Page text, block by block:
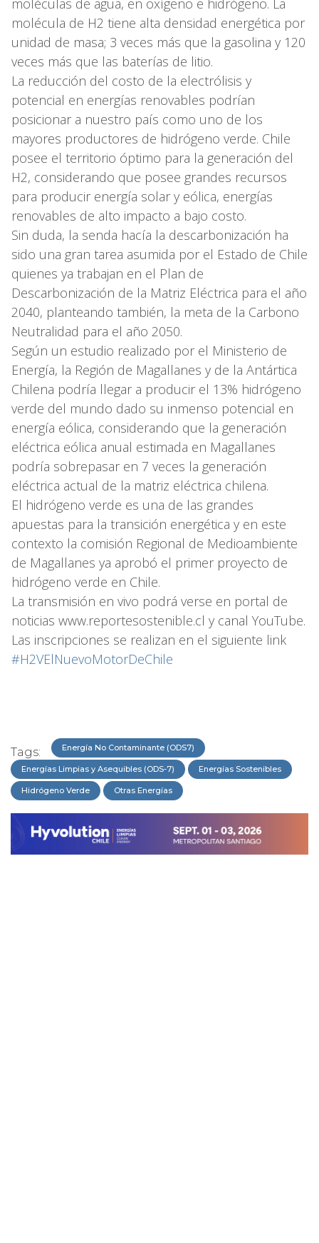
moléculas de agua, en oxígeno e hidrógeno. La
molécula de H2 tiene alta densidad energética por
unidad de masa; 3 veces más que la gasolina y 120
veces más que las baterías de litio.
La reducción del costo de la electrólisis y
potencial en energías renovables podrían
posicionar a nuestro país como uno de los
mayores productores de hidrógeno verde. Chile
posee el territorio óptimo para la generación del
H2, considerando que posee grandes recursos
para producir energía solar y eólica, energías
renovables de alto impacto a bajo costo.
Sin duda, la senda hacía la descarbonización ha
sido una gran tarea asumida por el Estado de Chile
quienes ya trabajan en el Plan de
Descarbonización de la Matriz Eléctrica para el año
2040, planteando también, la meta de la Carbono
Neutralidad para el año 2050.
Según un estudio realizado por el Ministerio de
Energía, la Región de Magallanes y de la Antártica
Chilena podría llegar a producir el 13% hidrógeno
verde del mundo dado su inmenso potencial en
energía eólica, considerando que la generación
eléctrica eólica anual estimada en Magallanes
podría sobrepasar en 7 veces la generación
eléctrica actual de la matriz eléctrica chilena.
El hidrógeno verde es una de las grandes
apuestas para la transición energética y en este
contexto la comisión Regional de Medioambiente
de Magallanes ya aprobó el primer proyecto de
hidrógeno verde en Chile.
La transmisión en vivo podrá verse en portal de
noticias www.reportesostenible.cl y canal YouTube.
Las inscripciones se realizan en el siguiente link
#H2VElNuevoMotorDeChile
Tags: Energía No Contaminante (ODS7)
Energías Limpias y Asequibles (ODS-7) Energías Sostenibles
Hidrógeno Verde Otras Energías